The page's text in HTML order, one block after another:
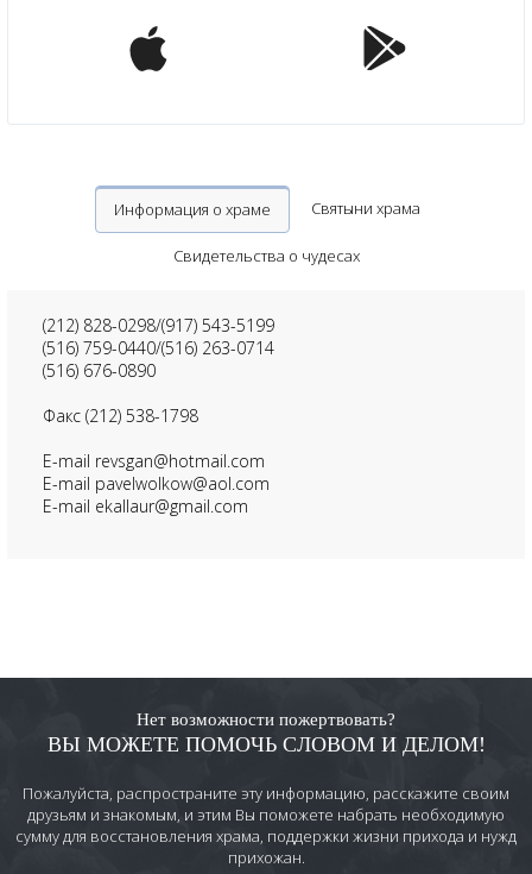
Информация о храме Святыни храма
Свидетельства о чудесах
(212) 828-0298/(917) 543-5199
(516) 759-0440/(516) 263-0714
(516) 676-0890
Факс (212) 538-1798
E-mail revsgan@hotmail.com
E-mail pavelwolkow@aol.com
E-mail ekallaur@gmail.com
Нет возможности пожертвовать?
ВЫ МОЖЕТЕ ПОМОЧЬ СЛОВОМ И ДЕЛОМ!
Пожалуйста, распространите эту информацию, расскажите своим
друзьям и знакомым, и этим Вы поможете набрать необходимую
сумму для восстановления храма, поддержки жизни прихода и нужд
прихожан.